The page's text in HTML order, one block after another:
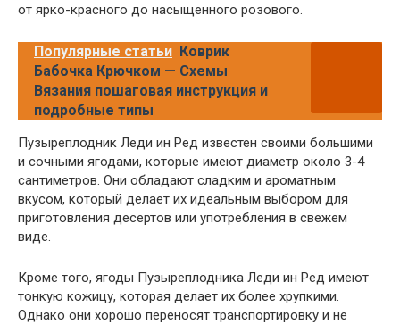
от ярко-красного до насыщенного розового.
Популярные статьи Коврик
Бабочка Крючком — Схемы
Вязания пошаговая инструкция и
подробные типы
Пузыреплодник Леди ин Ред известен своими большими
и сочными ягодами, которые имеют диаметр около 3-4
сантиметров. Они обладают сладким и ароматным
вкусом, который делает их идеальным выбором для
приготовления десертов или употребления в свежем
виде.
Кроме того, ягоды Пузыреплодника Леди ин Ред имеют
тонкую кожицу, которая делает их более хрупкими.
Однако они хорошо переносят транспортировку и не